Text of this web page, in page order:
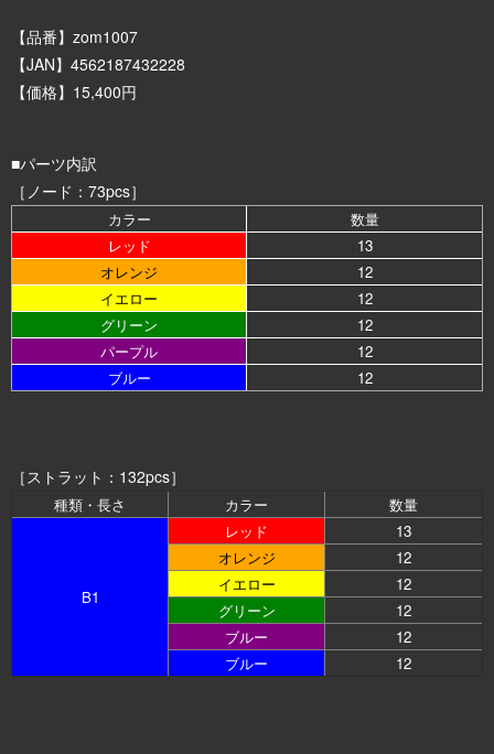
【品番】zom1007
【JAN】4562187432228
【価格】15,400円
■パーツ内訳
［ノード：73pcs］
カラー
数量
レッド
13
オレンジ
12
イエロー
12
グリーン
12
パープル
12
ブルー
12
［ストラット：132pcs］
種類・長さ カラー 数量
B1
レッド
13
オレンジ
12
イエロー
12
グリーン
12
ブルー
12
ブルー
12